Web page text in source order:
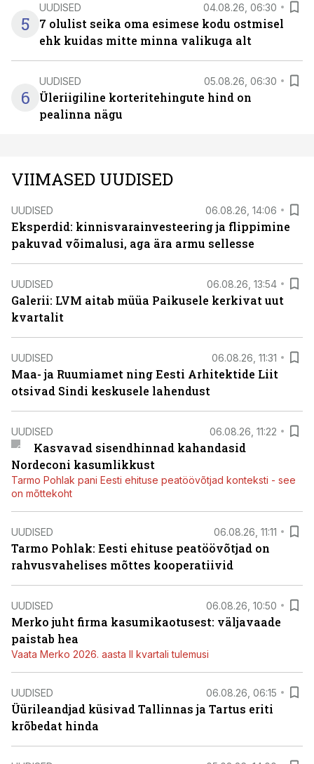
5
UUDISED 04.08.26, 06:30
7 olulist seika oma esimese kodu ostmisel
ehk kuidas mitte minna valikuga alt
6
UUDISED 05.08.26, 06:30
Üleriigiline korteritehingute hind on
pealinna nägu
VIIMASED UUDISED
UUDISED 06.08.26, 14:06
Eksperdid: kinnisvarainvesteering ja flippimine
pakuvad võimalusi, aga ära armu sellesse
UUDISED 06.08.26, 13:54
Galerii: LVM aitab müüa Paikusele kerkivat uut
kvartalit
UUDISED 06.08.26, 11:31
Maa- ja Ruumiamet ning Eesti Arhitektide Liit
otsivad Sindi keskusele lahendust
UUDISED 06.08.26, 11:22
Kasvavad sisendhinnad kahandasid
Nordeconi kasumlikkust
Tarmo Pohlak pani Eesti ehituse peatöövõtjad konteksti - see
on mõttekoht
UUDISED 06.08.26, 11:11
Tarmo Pohlak: Eesti ehituse peatöövõtjad on
rahvusvahelises mõttes kooperatiivid
UUDISED 06.08.26, 10:50
Merko juht firma kasumikaotusest: väljavaade
paistab hea
Vaata Merko 2026. aasta II kvartali tulemusi
UUDISED 06.08.26, 06:15
Üürileandjad küsivad Tallinnas ja Tartus eriti
krõbedat hinda